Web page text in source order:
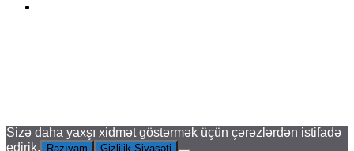
Sizə daha yaxşı xidmət göstərmək üçün çərəzlərdən istifadə
edirik.
Razıyam Gizlilik Siyasəti